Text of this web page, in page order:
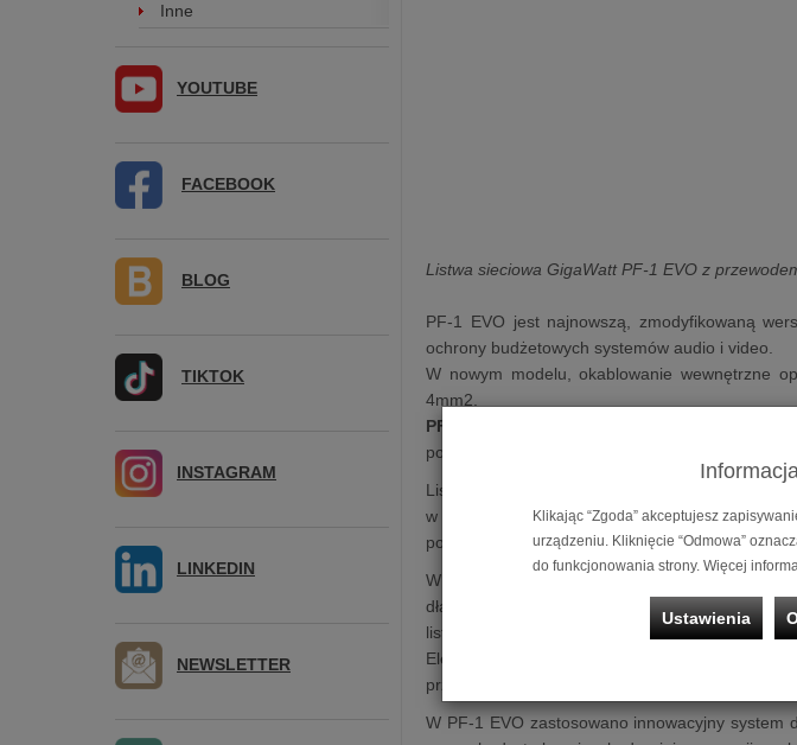
Listwa sieciowa GigaWatt PF-1 EVO z
PF-1 EVO jest najnowszą, zmodyfikowaną
ochrony budżetowych systemów audio i video.
W nowym modelu, okablowanie wewnętrzne
4mm2.
PF-1 EVO
to szczególny produkt w ofercie
pozytywnym wpływem na brzmienie, przy
Listwa zbudowana jest z elementów wysokiej
w oparciu m.in. o metalizowane kondensatory
podzespoły filtra montowane są srebrnym
W listwie zrezygnowano z użycia tradycyjnych
dławiąc swobodny przepływ prądu do
listwy zapewnia kaskadowy system
Elementy te współdziałając z prawidłowo
przepięciami i przetężeniami.
W PF-1 EVO zastosowano innowacyjny system
Inne
YOUTUBE
FACEBOOK
BLOG
TIKTOK
INSTAGRAM
LINKEDIN
NEWSLETTER
Klikając “Zgoda” akceptujesz
urządzeniu. Kliknięcie “Odmowa”
do funkcjonowania strony. Więcej
Ustawienia